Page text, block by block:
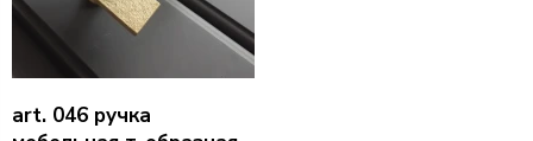
art. 046 ручка